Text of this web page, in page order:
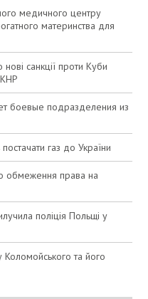
медичного центру
материнства для
санкції проти Куби
боевые подразделения из
газ до України
обмеження права на
поліція Польщі у
та його